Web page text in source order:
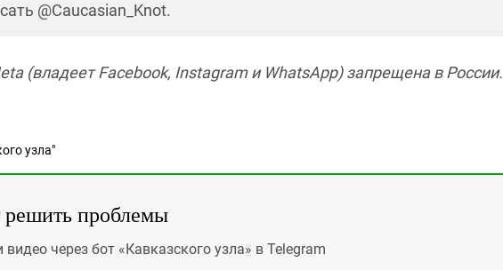
@Caucasian_Knot.
(владеет Facebook, Instagram и WhatsApp) запрещена в России.
узла"
решить проблемы
через бот «Кавказского узла» в Telegram